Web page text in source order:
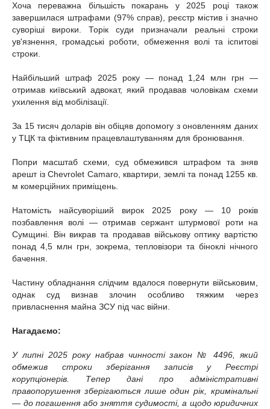
Хоча переважна більшість покарань у 2025 році також
завершилася штрафами (97% справ), реєстр містив і значно
суворіші вироки. Торік суди призначали реальні строки
ув'язнення, громадські роботи, обмеження волі та іспитові
строки.
Найбільший штраф 2025 року — понад 1,24 млн грн —
отримав київський адвокат, який продавав чоловікам схеми
ухилення від мобілізації.
За 15 тисяч доларів він обіцяв допомогу з оновленням даних
у ТЦК та фіктивним працевлаштуванням для бронювання.
Попри масштаб схеми, суд обмежився штрафом та зняв
арешт із Chevrolet Camaro, квартири, землі та понад 1255 кв.
м комерційних приміщень.
Натомість найсуворіший вирок 2025 року — 10 років
позбавлення волі — отримав сержант штурмової роти на
Сумщині. Він викрав та продавав військову оптику вартістю
понад 4,5 млн грн, зокрема, тепловізори та біноклі нічного
бачення.
Частину обладнання слідчим вдалося повернути військовим,
однак суд визнав злочин особливо тяжким через
привласнення майна ЗСУ під час війни.
Нагадаємо:
У липні 2025 року набрав чинності закон № 4496, який
обмежив строки зберігання записів у Реєстрі
корупціонерів. Тепер дані про адміністративні
правопорушення зберігаються лише один рік, кримінальні
— до погашення або зняття судимості, а щодо юридичних